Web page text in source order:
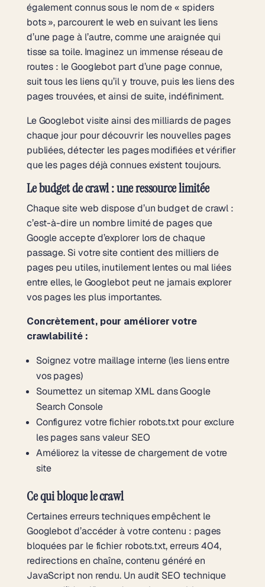
également connus sous le nom de « spiders
bots », parcourent le web en suivant les liens
d’une page à l’autre, comme une araignée qui
tisse sa toile. Imaginez un immense réseau de
routes : le Googlebot part d’une page connue,
suit tous les liens qu’il y trouve, puis les liens des
pages trouvées, et ainsi de suite, indéfiniment.
Le Googlebot visite ainsi des milliards de pages
chaque jour pour découvrir les nouvelles pages
publiées, détecter les pages modifiées et vérifier
que les pages déjà connues existent toujours.
Le budget de crawl : une ressource limitée
Chaque site web dispose d’un budget de crawl :
c’est-à-dire un nombre limité de pages que
Google accepte d’explorer lors de chaque
passage. Si votre site contient des milliers de
pages peu utiles, inutilement lentes ou mal liées
entre elles, le Googlebot peut ne jamais explorer
vos pages les plus importantes.
Concrètement, pour améliorer votre
crawlabilité :
Soignez votre maillage interne (les liens entre
vos pages)
Soumettez un sitemap XML dans Google
Search Console
Configurez votre fichier robots.txt pour exclure
les pages sans valeur SEO
Améliorez la vitesse de chargement de votre
site
Ce qui bloque le crawl
Certaines erreurs techniques empêchent le
Googlebot d’accéder à votre contenu : pages
bloquées par le fichier robots.txt, erreurs 404,
redirections en chaîne, contenu généré en
JavaScript non rendu. Un audit SEO technique